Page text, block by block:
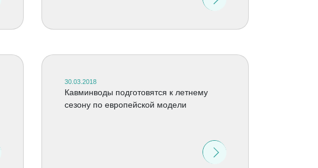
30.03.2018
Кавминводы подготовятся к летнему
сезону по европейской модели